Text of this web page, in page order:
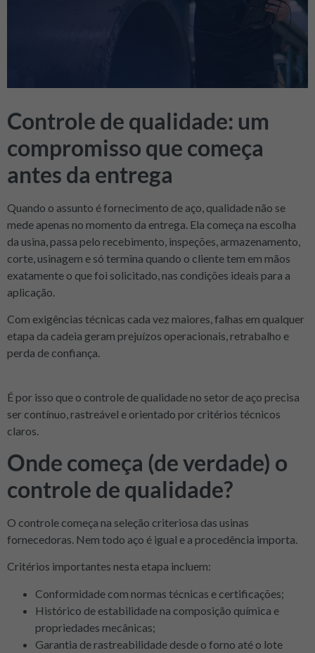
Controle de qualidade: um
compromisso que começa
antes da entrega
Quando o assunto é fornecimento de aço, qualidade não se
mede apenas no momento da entrega. Ela começa na escolha
da usina, passa pelo recebimento, inspeções, armazenamento,
corte, usinagem e só termina quando o cliente tem em mãos
exatamente o que foi solicitado, nas condições ideais para a
aplicação.
Com exigências técnicas cada vez maiores, falhas em qualquer
etapa da cadeia geram prejuízos operacionais, retrabalho e
perda de confiança.
É por isso que o controle de qualidade no setor de aço precisa
ser contínuo, rastreável e orientado por critérios técnicos
claros.
Onde começa (de verdade) o
controle de qualidade?
O controle começa na seleção criteriosa das usinas
fornecedoras. Nem todo aço é igual e a procedência importa.
Critérios importantes nesta etapa incluem:
Conformidade com normas técnicas e certificações;
Histórico de estabilidade na composição química e
propriedades mecânicas;
Garantia de rastreabilidade desde o forno até o lote